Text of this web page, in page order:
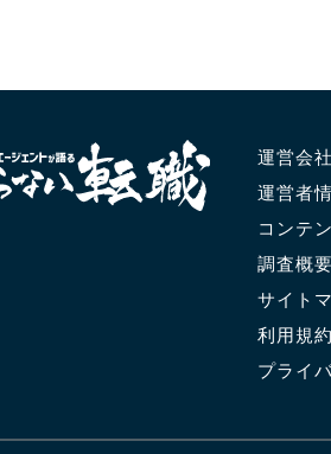
運営会
運営者
コンテ
調査概
サイト
利用規約
プライ